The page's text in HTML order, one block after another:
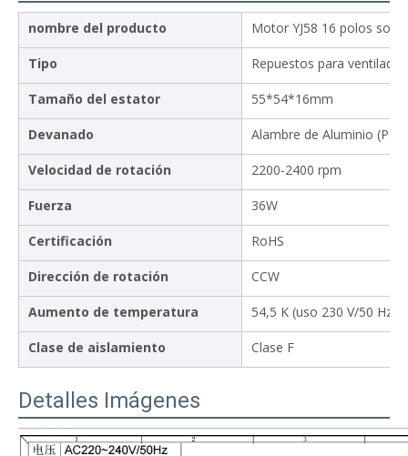
nombre del producto Motor YJ58 16 polos
Tipo Repuestos para
Tamaño del estator 55*54*16mm
Devanado Alambre de Aluminio
Velocidad de rotación 2200-2400 rpm
Fuerza 36W
Certificación RoHS
Dirección de rotación CCW
Aumento de temperatura 54,5 K (uso 230 V/50 Hz/
Clase de aislamiento Clase F
Detalles Imágenes